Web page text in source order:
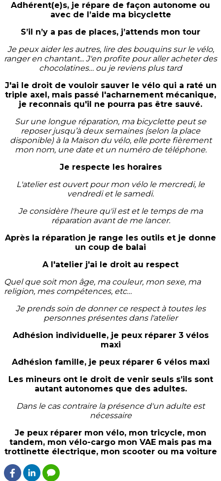
Adhérent(e)s, je répare de façon autonome ou
avec de l’aide ma bicyclette
S’il n’y a pas de places, j’attends mon tour
Je peux aider les autres, lire des bouquins sur le vélo,
ranger en chantant... J'en profite pour aller acheter des
chocolatines… ou je reviens plus tard
J'ai le droit de vouloir sauver le vélo qui a raté un
triple axel, mais passé l'acharnement mécanique,
je reconnais qu'il ne pourra pas être sauvé.
Sur une longue réparation, ma bicyclette peut se
reposer jusqu’à deux semaines (selon la place
disponible) à la Maison du vélo, elle porte fièrement
mon nom, une date et un numéro de téléphone.
Je respecte les horaires
L'atelier est ouvert pour mon vélo le mercredi, le
vendredi et le samedi.
Je considère l'heure qu'il est et le temps de ma
réparation avant de me lancer.
Après la réparation je range les outils et je donne
un coup de balai
A l'atelier j'ai le droit au respect
Quel que soit mon âge, ma couleur, mon sexe, ma
religion, mes compétences, etc…
Je prends soin de donner ce respect à toutes les
personnes présentes dans l'atelier
Adhésion individuelle, je peux réparer 3 vélos
maxi
Adhésion famille, je peux réparer 6 vélos maxi
Les mineurs ont le droit de venir seuls s’ils sont
autant autonomes que des adultes.
Dans le cas contraire la présence d'un adulte est
nécessaire
Je peux réparer mon vélo, mon tricycle, mon
tandem, mon vélo-cargo mon VAE mais pas ma
trottinette électrique, mon scooter ou ma voiture